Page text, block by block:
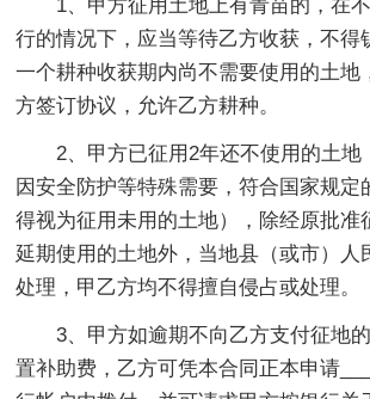
1、甲方征用土地上有青苗的，在不
行的情况下，应当等待乙方收获，不得
一个耕种收获期内尚不需要使用的土地
方签订协议，允许乙方耕种。
2、甲方已征用2年还不使用的土地
因安全防护等特殊需要，符合国家规定
得视为征用未用的土地），除经原批准
延期使用的土地外，当地县（或市）人
处理，甲乙方均不得擅自侵占或处理。
3、甲方如逾期不向乙方支付征地的
置补助费，乙方可凭本合同正本申请